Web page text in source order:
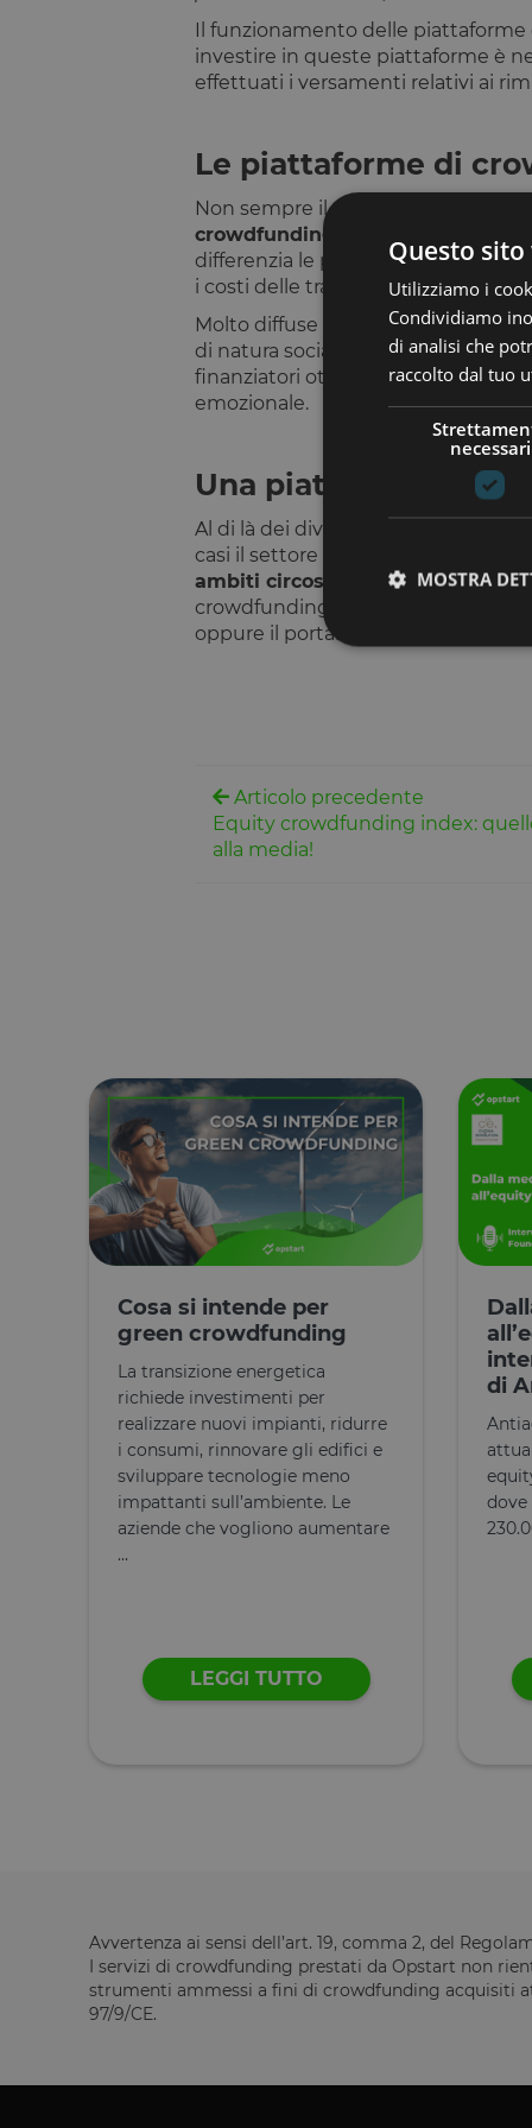
Il funzionamento delle
investire in queste piattaforme è
effettuati i versamenti relativi ai
Le piattaforme di
Non sempre il crowdfunding è
crowdfunding donation-based
,
differenzia le piattaforme di
i costi delle transazioni.
Molto diffuse sono anche le
di natura sociale, sia per
finanziatori ottengono in cambio
emozionale.
Una piattaforma per
Al di là dei diversi modelli di
casi il settore in cui agiscono.
ambiti circoscritti
: cultura, real
crowdfunding Ener2Crowd, che
oppure il portale
Articolo precedente
Equity crowdfunding index:
alla media!
Cosa si intende per
green crowdfunding
La transizione energetica
richiede investimenti per
realizzare nuovi impianti, ridurre
i consumi, rinnovare gli edifici e
sviluppare tecnologie meno
impattanti sull’ambiente. Le
aziende che vogliono aumentare
...
LEGGI TUTTO
di
Avvertenza ai sensi dell’art. 19, comma 2, del
I servizi di crowdfunding prestati da Opstart non
strumenti ammessi a fini di crowdfunding acquisiti
97/9/CE.
Questo
Utilizziamo i
Condividiamo
di analisi che
raccolto dal tuo
necessari
MOSTRA
Nome
__cfruid
OptanonConsent
Dichiarazione di
tADu
tPL